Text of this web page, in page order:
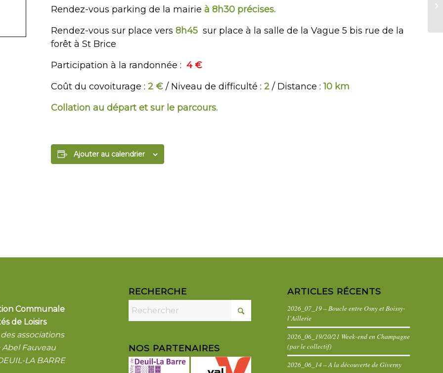
Rendez-vous parking de la mairie à 8h30 précises.
Rendez-vous sur place vers 8h45 sur place à la salle de la Vague 5 bis rue de la
forêt à St Brice
Participation à la randonnée : 4 €
Coût du covoiturage : 2 € / Niveau de difficulté : 2 / Distance :10 km
Collation au départ et sur le parcours.
Ajouter au calendrier
Communale
de Loisirs
associations
Abel Fauveau
LA BARRE
RECHERCHE
NOS PARTENAIRES
ARTICLES RÉCENTS
2026_07_19 – Boucle entre Osny et Boissy-
l’Aillerie
2026_06_19/20/21 Week-end en Champagne
(par le collectif)
2026_06_14 – A la découverte de Giverny